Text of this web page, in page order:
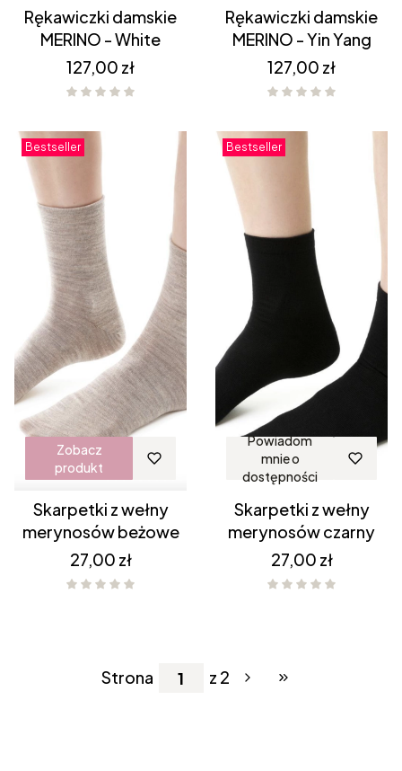
Rękawiczki damskie
MERINO - White
Cena
127,00 zł
Rękawiczki damskie
MERINO - Yin Yang
Cena
127,00 zł
Bestseller
Zobacz
produkt
Skarpetki z wełny
merynosów beżowe
Cena
27,00 zł
Bestseller
Powiadom
mnie o
dostępności
Skarpetki z wełny
merynosów czarny
Cena
27,00 zł
Strona z 2 Przejdź do